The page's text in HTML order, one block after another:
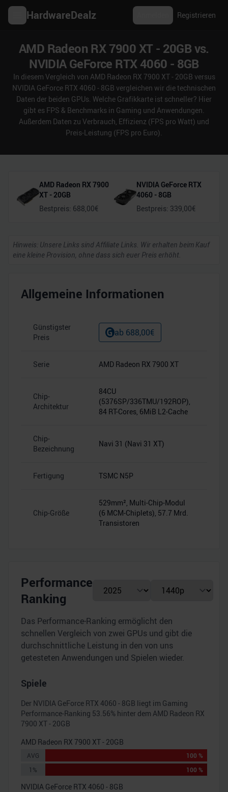
HardwareDealz Registrieren
AMD Radeon RX 7900 XT - 20GB vs.
NVIDIA GeForce RTX 4060 - 8GB
In diesem Vergleich von AMD Radeon RX 7900 XT - 20GB versus
NVIDIA GeForce RTX 4060 - 8GB vergleichen wir die technischen
Daten der beiden GPUs. Welche Grafikkarte ist schneller? Hier
gibt es FPS & Benchmarks in Gaming und Anwendungen.
Außerdem Daten zu Verbrauch, Effizienz (FPS pro Watt) und
Preis-Leistung (FPS pro Euro).
AMD Radeon RX 7900
XT - 20GB
Bestpreis: 688,00€
NVIDIA GeForce RTX
4060 - 8GB
Bestpreis: 339,00€
Hinweis: Unsere Links sind Affiliate Links. Wir erhalten beim Kauf
eine kleine Provision, ohne dass sich euer Preis erhöht.
Allgemeine Informationen
Günstigster
Preis
ab 688,00€
Serie AMD Radeon RX 7900 XT
Chip-
Architektur
84CU
(5376SP/336TMU/192ROP),
84 RT-Cores, 6MiB L2-Cache
Chip-
Bezeichnung
Navi 31 (Navi 31 XT)
Fertigung TSMC N5P
Chip-Größe
529mm², Multi-Chip-Modul
(6 MCM-Chiplets), 57.7 Mrd.
Transistoren
Performance
Ranking
Das Performance-Ranking ermöglicht den
schnellen Vergleich von zwei GPUs und gibt die
durchschnittliche Leistung in den von uns
getesteten Anwendungen und Spielen wieder.
Spiele
Der NVIDIA GeForce RTX 4060 - 8GB liegt im Gaming
Performance-Ranking 53.56% hinter dem AMD Radeon RX
7900 XT - 20GB
AMD Radeon RX 7900 XT - 20GB
AVG
100 %
1%
100 %
NVIDIA GeForce RTX 4060 - 8GB